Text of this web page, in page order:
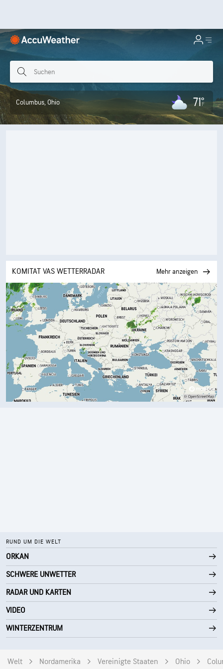
Columbus, Ohio 71°F
KOMITAT VAS WETTERRADAR Mehr anzeigen
RUND UM DIE WELT
ORKAN
SCHWERE UNWETTER
RADAR UND KARTEN
VIDEO
WINTERZENTRUM
Welt Nordamerika Vereinigte Staaten Ohio